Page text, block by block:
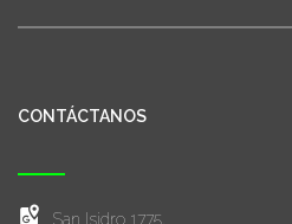
CONTÁCTANOS
San Isidro 1775,